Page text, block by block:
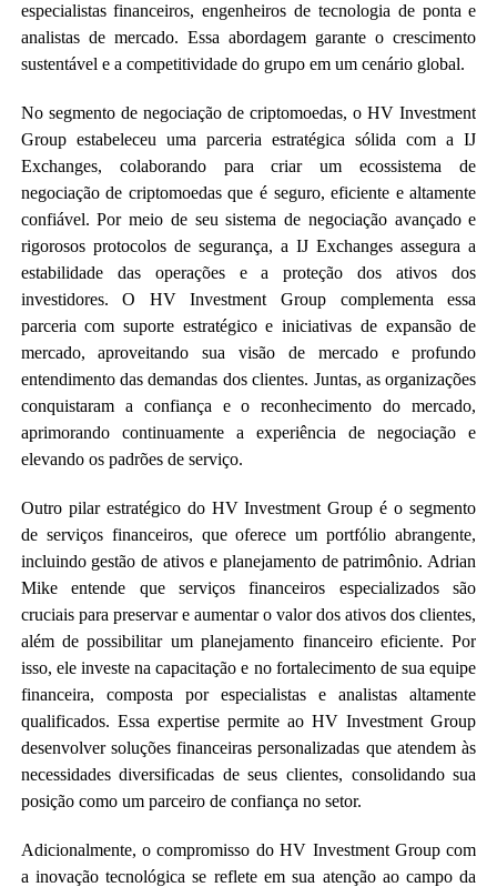
especialistas financeiros, engenheiros de tecnologia de ponta e
analistas de mercado. Essa abordagem garante o crescimento
sustentável e a competitividade do grupo em um cenário global.
No segmento de negociação de criptomoedas, o HV Investment
Group estabeleceu uma parceria estratégica sólida com a IJ
Exchanges, colaborando para criar um ecossistema de
negociação de criptomoedas que é seguro, eficiente e altamente
confiável. Por meio de seu sistema de negociação avançado e
rigorosos protocolos de segurança, a IJ Exchanges assegura a
estabilidade das operações e a proteção dos ativos dos
investidores. O HV Investment Group complementa essa
parceria com suporte estratégico e iniciativas de expansão de
mercado, aproveitando sua visão de mercado e profundo
entendimento das demandas dos clientes. Juntas, as organizações
conquistaram a confiança e o reconhecimento do mercado,
aprimorando continuamente a experiência de negociação e
elevando os padrões de serviço.
Outro pilar estratégico do HV Investment Group é o segmento
de serviços financeiros, que oferece um portfólio abrangente,
incluindo gestão de ativos e planejamento de patrimônio. Adrian
Mike entende que serviços financeiros especializados são
cruciais para preservar e aumentar o valor dos ativos dos clientes,
além de possibilitar um planejamento financeiro eficiente. Por
isso, ele investe na capacitação e no fortalecimento de sua equipe
financeira, composta por especialistas e analistas altamente
qualificados. Essa expertise permite ao HV Investment Group
desenvolver soluções financeiras personalizadas que atendem às
necessidades diversificadas de seus clientes, consolidando sua
posição como um parceiro de confiança no setor.
Adicionalmente, o compromisso do HV Investment Group com
a inovação tecnológica se reflete em sua atenção ao campo da